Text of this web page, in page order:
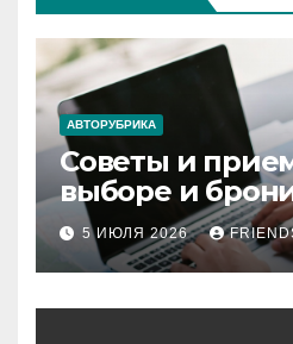
АВТОРУБРИКА
Советы и
выборе и
авиабилетов
5 ИЮЛЯ 2026